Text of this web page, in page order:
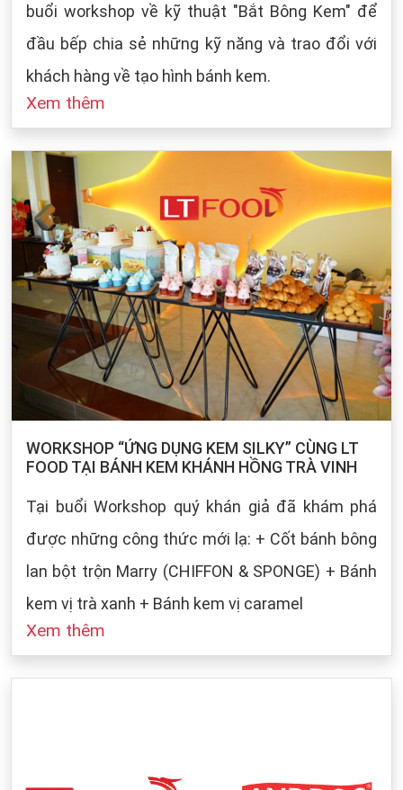
buổi workshop về kỹ thuật "Bắt Bông Kem" để
đầu bếp chia sẻ những kỹ năng và trao đổi với
khách hàng về tạo hình bánh kem.
Xem thêm
WORKSHOP “ỨNG DỤNG KEM SILKY” CÙNG LT
FOOD TẠI BÁNH KEM KHÁNH HỒNG TRÀ VINH
Tại buổi Workshop quý khán giả đã khám phá
được những công thức mới lạ: + Cốt bánh bông
lan bột trộn Marry (CHIFFON & SPONGE) + Bánh
kem vị trà xanh + Bánh kem vị caramel
Xem thêm